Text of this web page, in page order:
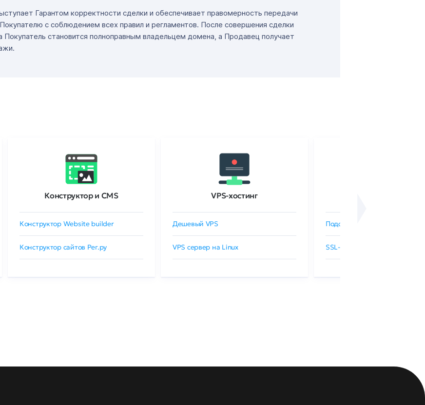
Гарантом корректности сделки и обеспечивает правомерность передачи
с соблюдением всех правил и регламентов. После совершения сделки
Покупатель становится полноправным владельцем домена, а Продавец получает
Конструктор и CMS
Конструктор Website builder
Конструктор сайтов Рег.ру
VPS-хостинг
Дешевый VPS
VPS сервер на Linux
Подобрать SSL-сертификат
SSL-сертификаты GlobalSign